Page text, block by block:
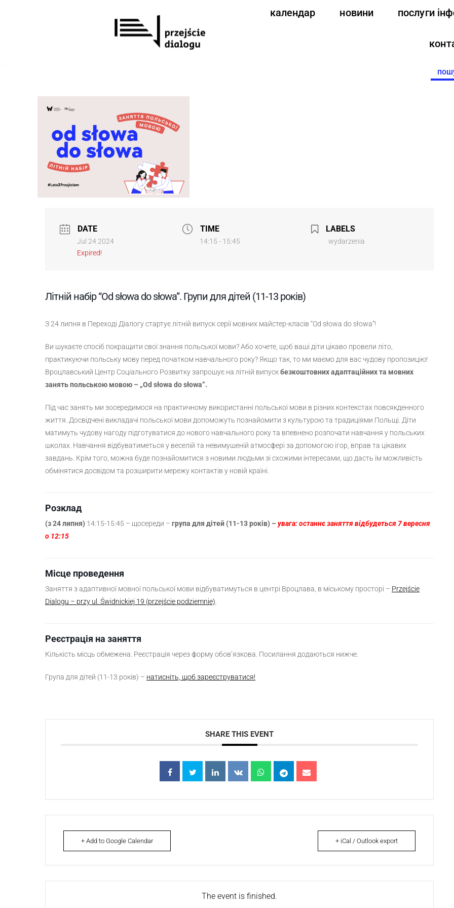
календар новини послуги
for:
DATE
Jul 24 2024
Expired!
TIME
14:15 - 15:45
LABELS
wydarzenia
Літній набір “Od słowa do słowa”. Групи для дітей (11-13 років)
З 24 липня в Переході Діалогу стартує літній випуск серії мовних майстер-класів “Od słowa do słowa”!
Ви шукаєте спосіб покращити свої знання польської мови? Або хочете, щоб ваші діти цікаво провели літо,
практикуючи польську мову перед початком навчального року? Якщо так, то ми маємо для вас чудову пропозицію!
Вроцлавський Центр Соціального Розвитку запрошує на літній випускбезкоштовних адаптаційних та мовних
занять польською мовою – „Od słowa do słowa”.
Під час занять ми зосередимося на практичному використанні польської мови в різних контекстах повсякденного
життя. Досвідчені викладачі польської мови допоможуть познайомити з культурою та традиціями Польщі. Діти
матимуть чудову нагоду підготуватися до нового навчального року та впевнено розпочати навчання у польських
школах. Навчання відбуватиметься у веселій та невимушеній атмосфері за допомогою ігор, вправ та цікавих
завдань. Крім того, можна буде познайомитися з новими людьми зі схожими інтересами, що дасть їм можливість
обмінятися досвідом та розширити мережу контактів у новій країні.
Розклад
(з 24 липня) 14:15-15:45 – щосереди – група для дітей (11-13 років) – увага: останнє заняття відбудеться 7 вересня
о 12:15
Місце проведення
Заняття з адаптивної мовної польської мови відбуватимуться в центрі Вроцлава, в міському просторі – Przejście
Dialogu – przy ul. Świdnickiej 19 (przejście podziemnie)
Реєстрація на заняття
Кількість місць обмежена. Реєстрація через форму обов’язкова. Посилання додаються нижче.
Група для дітей (11-13 років) – натисніть, щоб зареєструватися!
SHARE THIS EVENT
+ Add to Google Calendar + iCal / Outlook export
The event is finished.